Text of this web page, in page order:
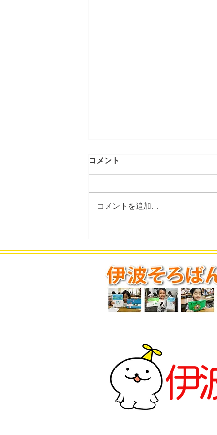
を更新しました。
コメント
コメントを追加…